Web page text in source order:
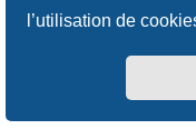
l’utilisation de